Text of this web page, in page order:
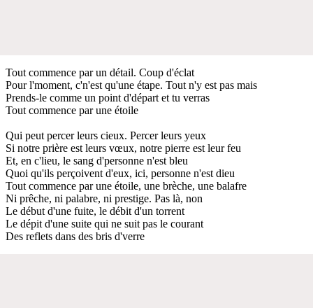
Tout commence par un détail. Coup d'éclat
Pour l'moment, c'n'est qu'une étape. Tout n'y est pas mais
Prends-le comme un point d'départ et tu verras
Tout commence par une étoile
Qui peut percer leurs cieux. Percer leurs yeux
Si notre prière est leurs vœux, notre pierre est leur feu
Et, en c'lieu, le sang d'personne n'est bleu
Quoi qu'ils perçoivent d'eux, ici, personne n'est dieu
Tout commence par une étoile, une brèche, une balafre
Ni prêche, ni palabre, ni prestige. Pas là, non
Le début d'une fuite, le débit d'un torrent
Le dépit d'une suite qui ne suit pas le courant
Des reflets dans des bris d'verre